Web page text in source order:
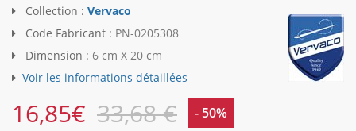
Collection : Vervaco
Code Fabricant : PN-0205308
Dimension : 6 cm X 20 cm
Voir les informations détaillées
16,85€ 33,68 € - 50%